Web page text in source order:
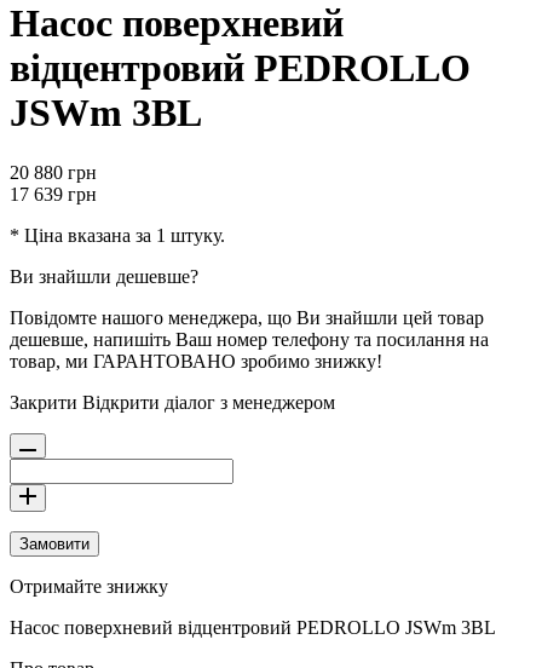
Насос поверхневий
відцентровий PEDROLLO
JSWm 3BL
20 880 грн
17 639 грн
* Ціна вказана за 1 штуку.
Ви знайшли дешевше?
Повідомте нашого менеджера, що Ви знайшли цей товар
дешевше, напишіть Ваш номер телефону та посилання на
товар, ми ГАРАНТОВАНО зробимо знижку!
Закрити Відкрити діалог з менеджером
Замовити
Отримайте знижку
Насос поверхневий відцентровий PEDROLLO JSWm 3BL